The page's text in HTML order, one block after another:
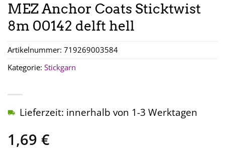
MEZ Anchor Coats Sticktwist
8m 00142 delft hell
1,69 €
Lieferzeit: innerhalb von 1-3 Werktagen
Artikelnummer: 719269003584
Kategorie: Stickgarn